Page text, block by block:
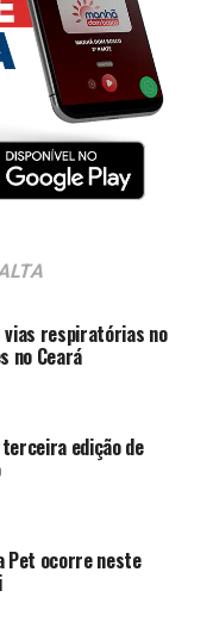
vias respiratórias no
no Ceará
terceira edição de
Pet ocorre neste